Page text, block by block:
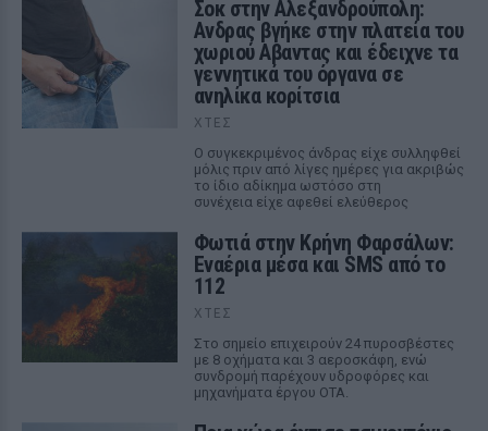
Σοκ στην Αλεξανδρούπολη:
Ανδρας βγήκε στην πλατεία του
χωριού Αβαντας και έδειχνε τα
γεννητικά του όργανα σε
ανηλίκα κορίτσια
ΧΤΕΣ
Ο συγκεκριμένος άνδρας είχε συλληφθεί
μόλις πριν από λίγες ημέρες για ακριβώς
το ίδιο αδίκημα ωστόσο στη
συνέχεια είχε αφεθεί ελεύθερος
Φωτιά στην Κρήνη Φαρσάλων:
Εναέρια μέσα και SMS από το
112
ΧΤΕΣ
Στο σημείο επιχειρούν 24 πυροσβέστες
με 8 οχήματα και 3 αεροσκάφη, ενώ
συνδρομή παρέχουν υδροφόρες και
μηχανήματα έργου ΟΤΑ.